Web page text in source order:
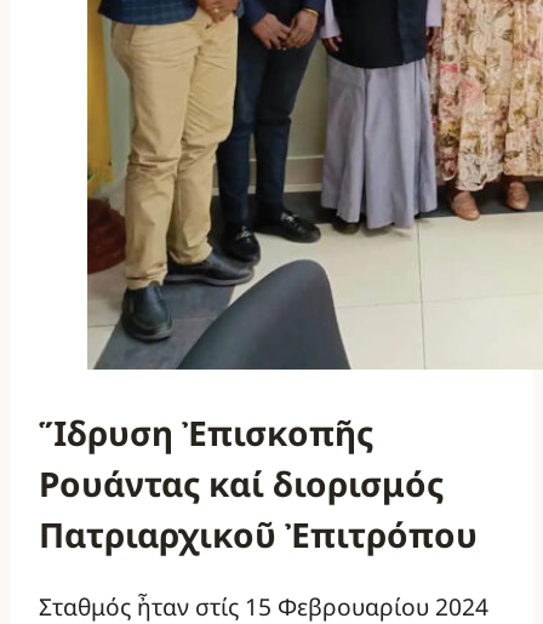
Ἵδρυση Ἐπισκοπῆς
Ρουάντας καί διορισμός
Πατριαρχικοῦ Ἐπιτρόπου
Σταθμός ἦταν στίς 15 Φεβρουαρίου 2024